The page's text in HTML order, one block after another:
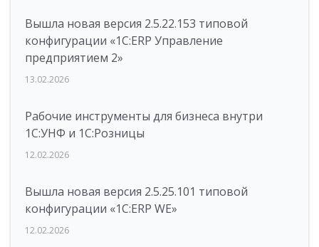
Вышла новая версия 2.5.22.153 типовой
конфигурации «1С:ERP Управление
предприятием 2»
13.02.2026
Рабочие инструменты для бизнеса внутри
1С:УНФ и 1С:Розницы
12.02.2026
Вышла новая версия 2.5.25.101 типовой
конфигурации «1С:ERP WE»
12.02.2026